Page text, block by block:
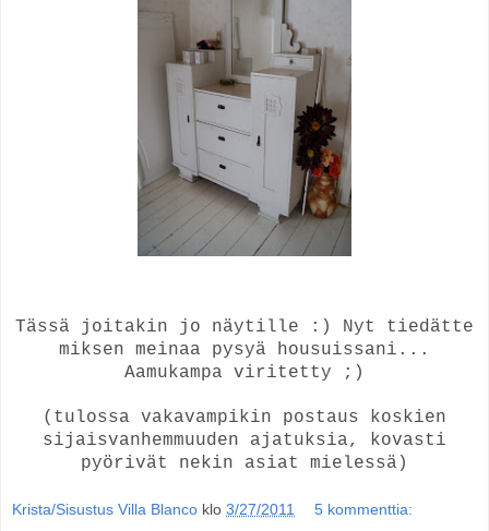
Tässä joitakin jo näytille :) Nyt tiedätte
miksen meinaa pysyä housuissani...
Aamukampa viritetty ;)
(tulossa vakavampikin postaus koskien
sijaisvanhemmuuden ajatuksia, kovasti
pyörivät nekin asiat mielessä)
Krista/Sisustus Villa Blanco klo 3/27/2011 5 kommenttia: